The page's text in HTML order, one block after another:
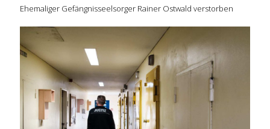
Ehemaliger Gefängnisseelsorger Rainer Ostwald verstorben